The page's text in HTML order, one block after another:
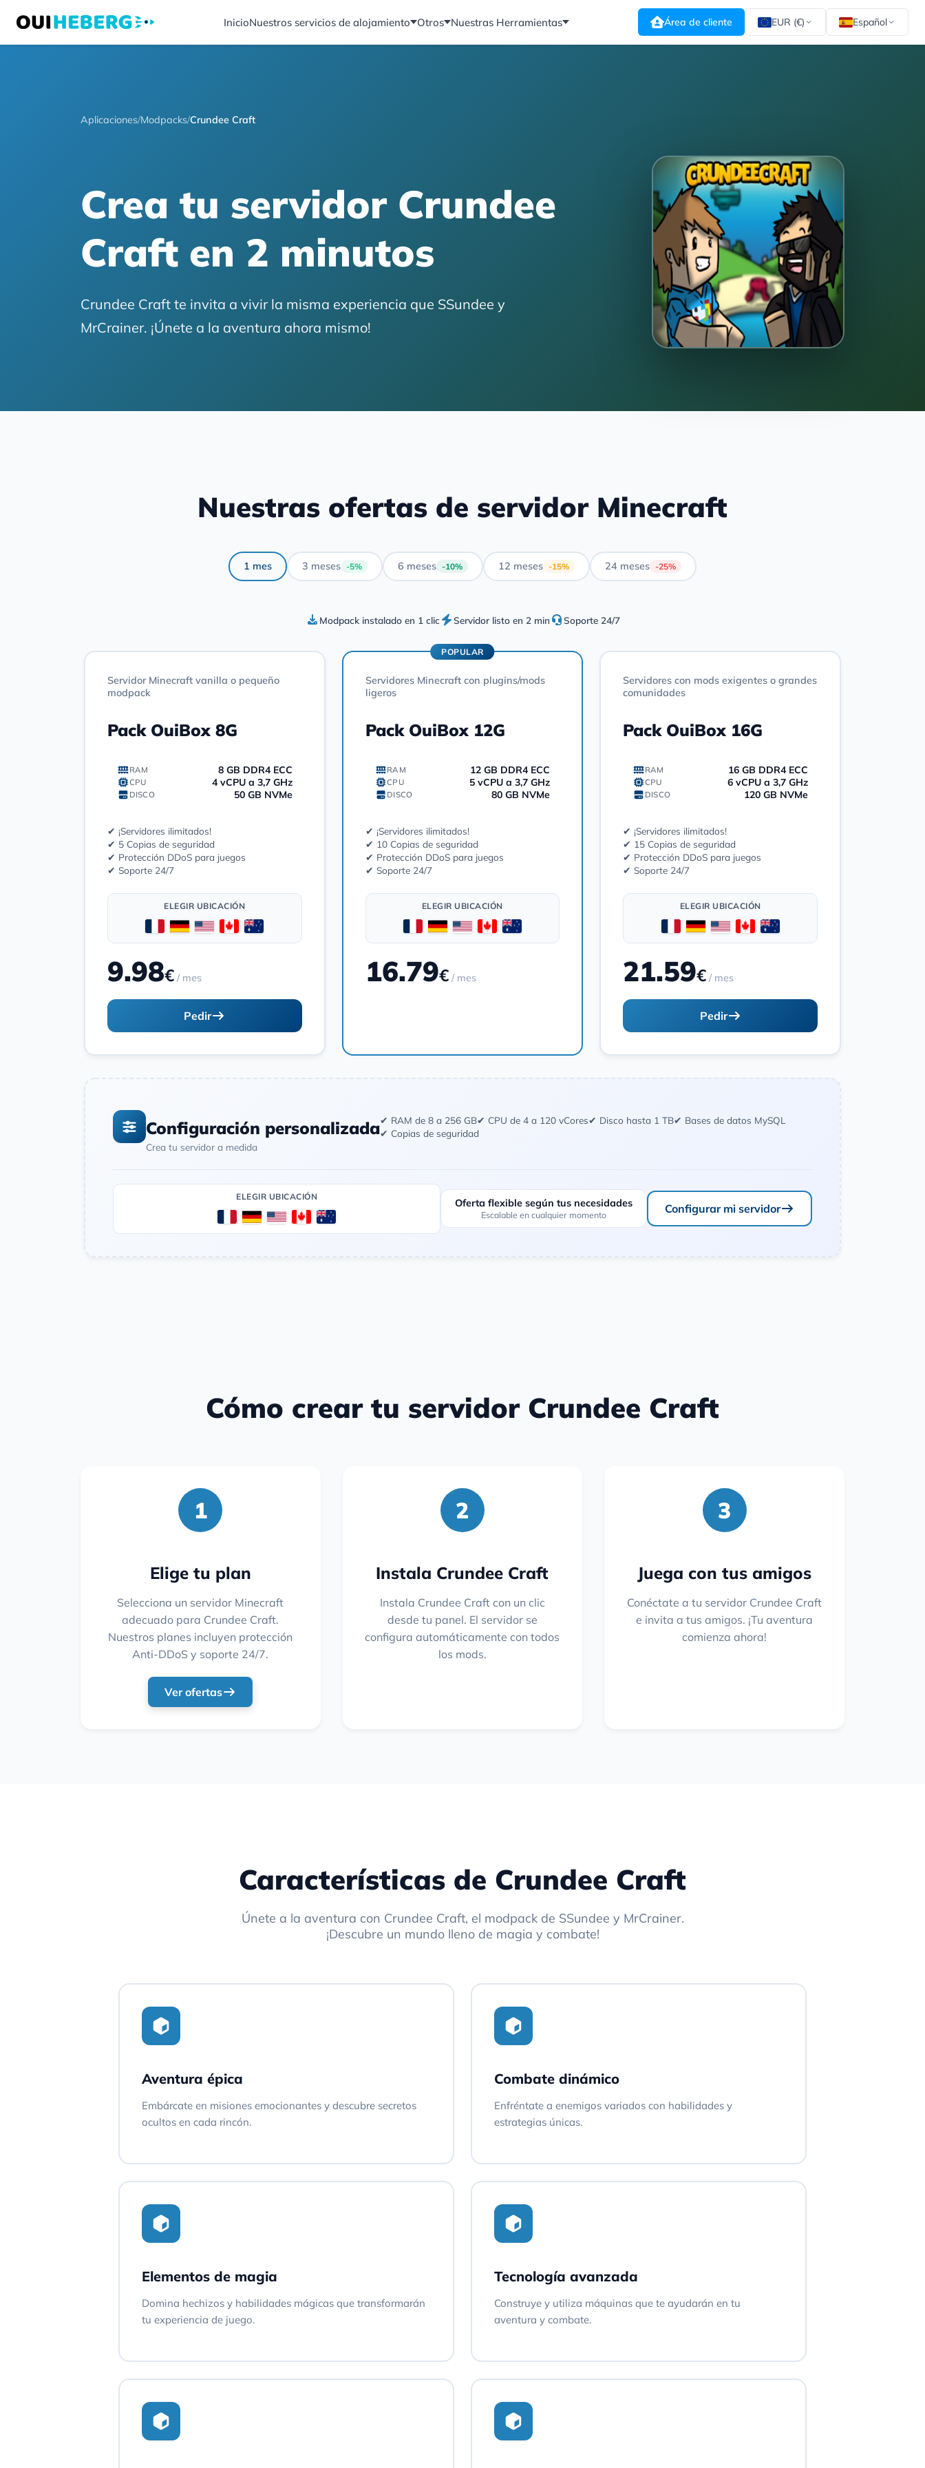
InicioNuestros servicios de alojamiento Otros Nuestras Herramientas Área de cliente EUR (€) Español
Aplicaciones/Modpacks/Crundee Craft
Crea tu servidor Crundee
Craft en 2 minutos
Crundee Craft te invita a vivir la misma experiencia que SSundee y
MrCrainer. ¡Únete a la aventura ahora mismo!
Nuestras ofertas de servidor Minecraft
1 mes 3 meses -5% 6 meses -10% 12 meses -15% 24 meses -25%
Modpack instalado en 1 clic Servidor listo en 2 min Soporte 24/7
Servidor Minecraft vanilla o pequeño
modpack
Pack OuiBox 8G
RAM 8 GB DDR4 ECC
CPU 4 vCPU a 3,7 GHz
DISCO 50 GB NVMe
✔ ¡Servidores ilimitados!
✔ 5 Copias de seguridad
✔ Protección DDoS para juegos
✔ Soporte 24/7
ELEGIR UBICACIÓN
9.98€ / mes
Pedir
POPULAR
Servidores Minecraft con plugins/mods
ligeros
Pack OuiBox 12G
RAM 12 GB DDR4 ECC
CPU 5 vCPU a 3,7 GHz
DISCO 80 GB NVMe
✔ ¡Servidores ilimitados!
✔ 10 Copias de seguridad
✔ Protección DDoS para juegos
✔ Soporte 24/7
ELEGIR UBICACIÓN
16.79€ / mes
Servidores con mods exigentes o grandes
comunidades
Pack OuiBox 16G
RAM 16 GB DDR4 ECC
CPU 6 vCPU a 3,7 GHz
DISCO 120 GB NVMe
✔ ¡Servidores ilimitados!
✔ 15 Copias de seguridad
✔ Protección DDoS para juegos
✔ Soporte 24/7
ELEGIR UBICACIÓN
21.59€ / mes
Pedir
Configuración personalizada
Crea tu servidor a medida
✔ RAM de 8 a 256 GB✔ CPU de 4 a 120 vCores✔ Disco hasta 1 TB✔ Bases de datos MySQL
✔ Copias de seguridad
ELEGIR UBICACIÓN
Oferta flexible según tus necesidades
Escalable en cualquier momento Configurar mi servidor
Cómo crear tu servidor Crundee Craft
1
Elige tu plan
Selecciona un servidor Minecraft
adecuado para Crundee Craft.
Nuestros planes incluyen protección
Anti-DDoS y soporte 24/7.
Ver ofertas
2
Instala Crundee Craft
Instala Crundee Craft con un clic
desde tu panel. El servidor se
configura automáticamente con todos
los mods.
3
Juega con tus amigos
Conéctate a tu servidor Crundee Craft
e invita a tus amigos. ¡Tu aventura
comienza ahora!
Características de Crundee Craft
Únete a la aventura con Crundee Craft, el modpack de SSundee y MrCrainer.
¡Descubre un mundo lleno de magia y combate!
Aventura épica
Embárcate en misiones emocionantes y descubre secretos
ocultos en cada rincón.
Combate dinámico
Enfréntate a enemigos variados con habilidades y
estrategias únicas.
Elementos de magia
Domina hechizos y habilidades mágicas que transformarán
tu experiencia de juego.
Tecnología avanzada
Construye y utiliza máquinas que te ayudarán en tu
aventura y combate.